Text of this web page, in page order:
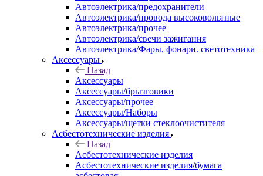
Автоэлектрика/предохранители
Автоэлектрика/провода высоковольтные
Автоэлектрика/прочее
Автоэлектрика/свечи зажигания
Автоэлектрика/Фары, фонари. светотехника
Аксессуары
Назад
Аксессуары
Аксессуары/брызговики
Аксессуары/прочее
Аксессуары/Наборы
Аксессуары/щетки стеклоочистителя
Асбестотехнические изделия
Назад
Асбестотехнические изделия
Асбестотехнические изделия/бумага